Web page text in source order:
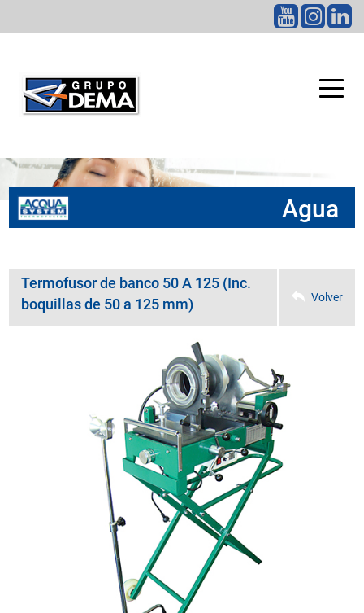
Agua
CATEGORÍAS
Volver
Termofusor de banco 50 A 125 (Inc.
boquillas de 50 a 125 mm)